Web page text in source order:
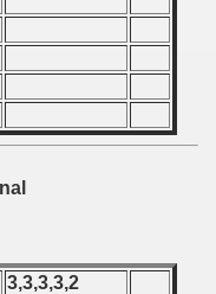
3,3,3,3,2